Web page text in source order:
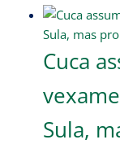
Cuca
Sula,